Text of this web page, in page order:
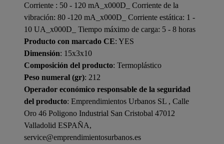
Corriente : 50 - 120 mA_x000D_ Corriente de la
vibración: 80 -120 mA_x000D_ Corriente estática: 1 -
10 UA_x000D_ Tiempo máximo de carga: 5 - 8 horas
Producto con marcado CE: YES
Dimensión: 15x3x10
Composición del producto: Termoplástico
Peso numeral (gr): 212
Operador económico responsable de la seguridad
del producto: Emprendimientos Urbanos SL , Calle
Oro 46 Poligono Industrial San Cristobal 47012
Valladolid ESPAÑA,
service@emprendimientosurbanos.es